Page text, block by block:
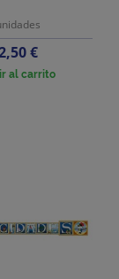
€
al carrito